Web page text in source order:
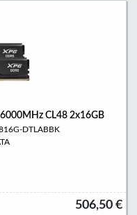
CL48 2x16GB
DTLABBK
506,50 €